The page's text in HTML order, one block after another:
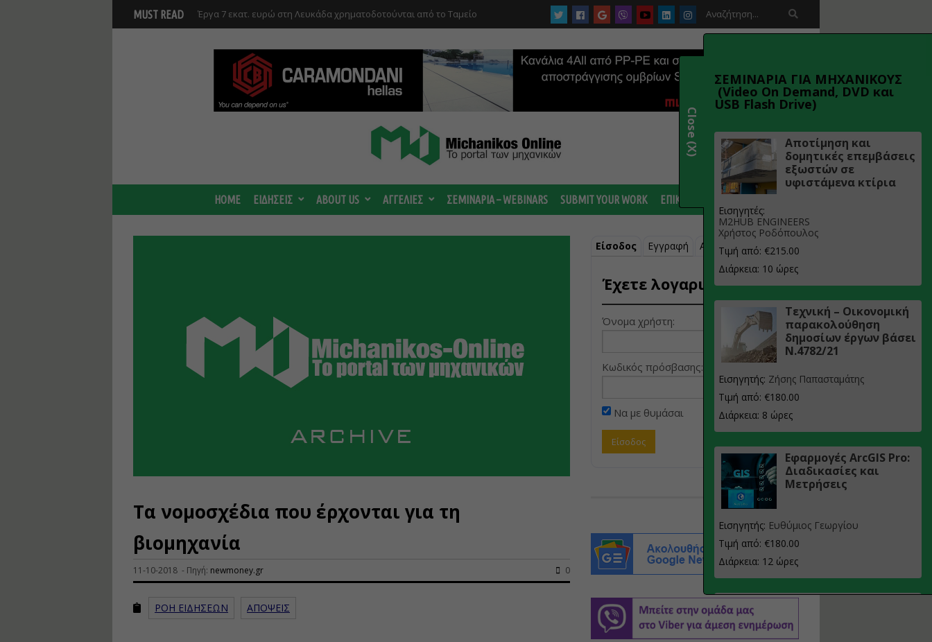
MUST READ Γ. Στάσσης: Προχωρούν και ωριμάζουν οι συζητήσεις για το Data 
HOME ΕΙΔΗΣΕΙΣ ABOUT US ΑΓΓΕΛΙΕΣ ΣΕΜΙΝΑΡΙΑ – WEBINARS SUBMIT YOUR WORK ΕΠΙΚΟΙΝΩΝΙΑ
Τα νομοσχέδια που έρχονται για τη
βιομηχανία
11-10-2018 - Πηγή: newmoney.gr 0
ΡΟΗ ΕΙΔΗΣΕΩΝ ΑΠΟΨΕΙΣ
Είσοδος Εγγραφή Ανάκτηση κωδικού
Έχετε λογαριασμό;
Όνομα χρήστη:
Κωδικός πρόσβασης:
Να με θυμάσαι
ΣΕΜΙΝΑΡΙΑ ΓΙΑ ΜΗΧΑΝΙΚΟΥΣ
(Video On Demand, DVD και
USB Flash Drive)
Αποτίμηση και
δομητικές επεμβάσεις
εξωστών σε
υφιστάμενα κτίρια
Εισηγητές:
M2HUB ENGINEERS
Χρήστος Ροδόπουλος
Τιμή από: €215.00
Διάρκεια: 10 ώρες
Τεχνική – Οικονομική
παρακολούθηση
δημοσίων έργων βάσει
Ν.4782/21
Εισηγητής: Ζήσης Παπασταμάτης
Τιμή από: €180.00
Διάρκεια: 8 ώρες
Εφαρμογές ArcGIS Pro:
Διαδικασίες και
Μετρήσεις
Εισηγητής: Ευθύμιος Γεωργίου
Τιμή από: €180.00
Διάρκεια: 12 ώρες
υλοποίηση
Close (X)